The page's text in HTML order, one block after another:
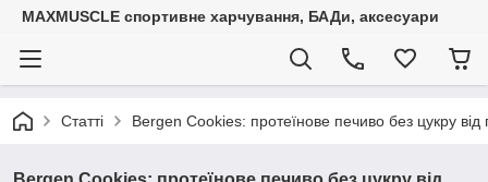
MAXMUSCLE спортивне харчування, БАДи, аксесуари
Статті Bergen Cookies: протеїнове печиво без цукру